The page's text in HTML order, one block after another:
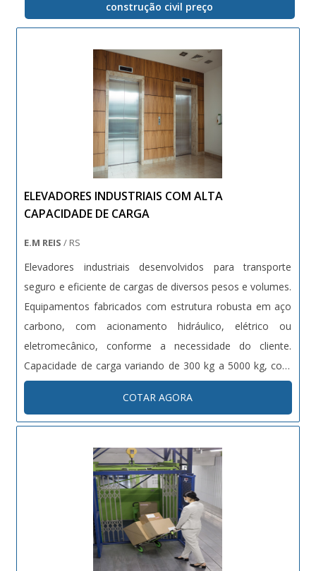
de logística dedicada.
construção civil preço
ELEVADORES INDUSTRIAIS COM ALTA
CAPACIDADE DE CARGA
E.M REIS / RS
Elevadores industriais desenvolvidos para transporte
seguro e eficiente de cargas de diversos pesos e volumes.
Equipamentos fabricados com estrutura robusta em aço
carbono, com acionamento hidráulico, elétrico ou
eletromecânico, conforme a necessidade do cliente.
Capacidade de carga variando de 300 kg a 5000 kg, com
altura de elevação customizável. Dotados de sistemas de
segurança como sensores de carga, travas automáticas e
proteções contra quedas. Projetos sob medida conforme
COTAR AGORA